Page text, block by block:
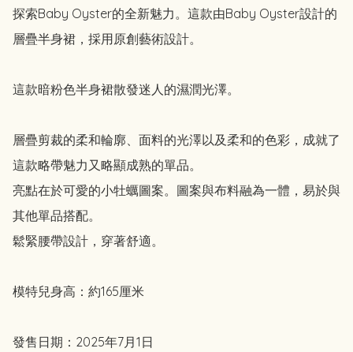
探索Baby Oyster的全新魅力。這款由Baby Oyster設計的
層疊半身裙，採用原創藝術設計。
這款暗粉色半身裙散發迷人的濕潤光澤。
層疊剪裁的柔和輪廓、面料的光澤以及柔和的色彩，成就了
這款略帶魅力又略顯成熟的單品。
亮點在於可愛的小牡蠣圖案。圖案與布料融為一體，易於與
其他單品搭配。
鬆緊腰帶設計，穿著舒適。
模特兒身高：約165厘米
發售日期：2025年7月1日